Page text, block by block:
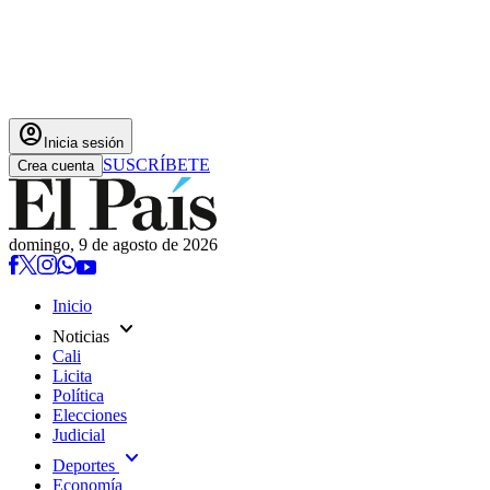
account_circle Inicia sesión
Crea cuenta SUSCRÍBETE
domingo, 9 de agosto de 2026
Inicio
Noticias expand_more
Cali
Licita
Política
Elecciones
Judicial
Deportes expand_more
Economía